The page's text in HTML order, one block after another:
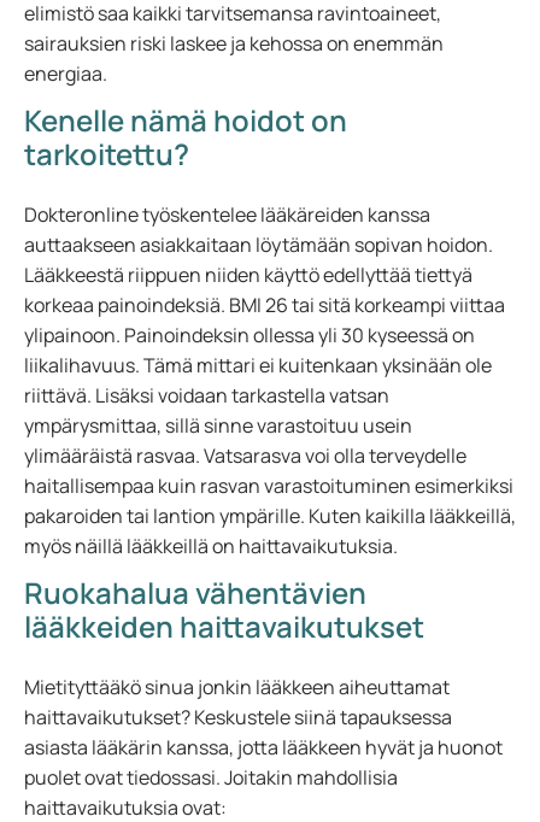
elimistö saa kaikki tarvitsemansa ravintoaineet,
sairauksien riski laskee ja kehossa on enemmän
energiaa.
Kenelle nämä hoidot on
tarkoitettu?
Dokteronline työskentelee lääkäreiden kanssa
auttaakseen asiakkaitaan löytämään sopivan hoidon.
Lääkkeestä riippuen niiden käyttö edellyttää tiettyä
korkeaa painoindeksiä. BMI 26 tai sitä korkeampi viittaa
ylipainoon. Painoindeksin ollessa yli 30 kyseessä on
liikalihavuus. Tämä mittari ei kuitenkaan yksinään ole
riittävä. Lisäksi voidaan tarkastella vatsan
ympärysmittaa, sillä sinne varastoituu usein
ylimääräistä rasvaa. Vatsarasva voi olla terveydelle
haitallisempaa kuin rasvan varastoituminen esimerkiksi
pakaroiden tai lantion ympärille. Kuten kaikilla lääkkeillä,
myös näillä lääkkeillä on haittavaikutuksia.
Ruokahalua vähentävien
lääkkeiden haittavaikutukset
Mietityttääkö sinua jonkin lääkkeen aiheuttamat
haittavaikutukset? Keskustele siinä tapauksessa
asiasta lääkärin kanssa, jotta lääkkeen hyvät ja huonot
puolet ovat tiedossasi. Joitakin mahdollisia
haittavaikutuksia ovat: